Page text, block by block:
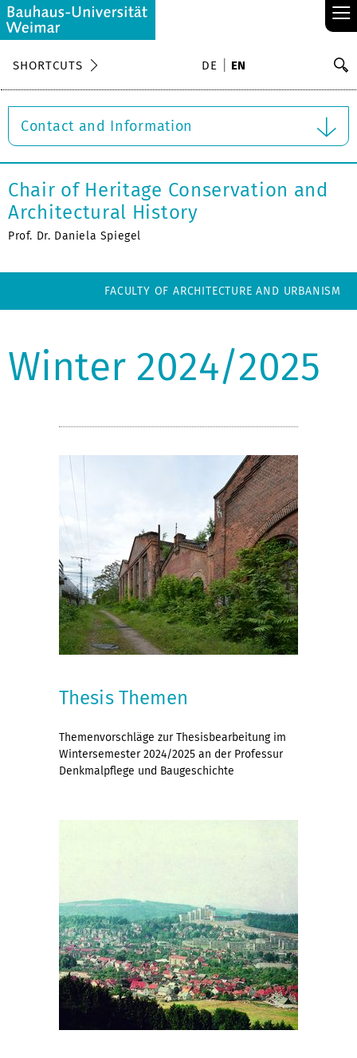
≡
SHORTCUTS DE EN
Contact and Information
Chair of Heritage Conservation and
Architectural History
Prof. Dr. Daniela Spiegel
FACULTY OF ARCHITECTURE AND URBANISM
Winter 2024/2025
Thesis Themen
Themenvorschläge zur Thesisbearbeitung im
Wintersemester 2024/2025 an der Professur
Denkmalpflege und Baugeschichte